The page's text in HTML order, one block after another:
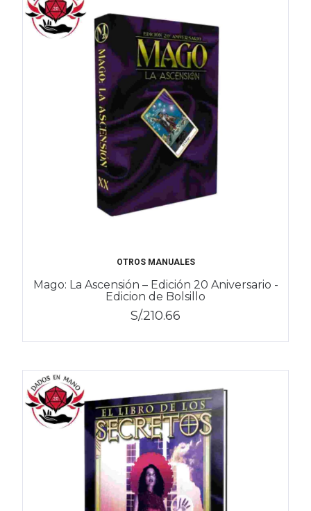
OTROS MANUALES
Mago: La Ascensión – Edición 20 Aniversario -
Edicion de Bolsillo
S/.210.66